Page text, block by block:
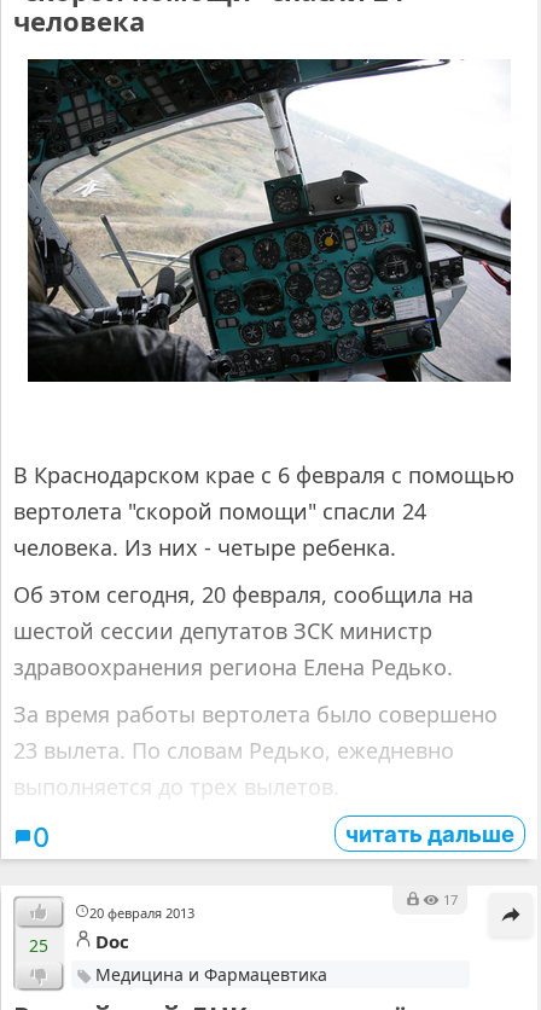
человека
В Краснодарском крае с 6 февраля с помощью
вертолета "скорой помощи" спасли 24
человека. Из них - четыре ребенка.
Об этом сегодня, 20 февраля, сообщила на
шестой сессии депутатов ЗСК министр
здравоохранения региона Елена Редько.
За время работы вертолета было совершено
23 вылета. По словам Редько, ежедневно
выполняется до трех вылетов.
0 читать дальше
20 февраля 2013
17
25 Doc
Медицина и Фармацевтика